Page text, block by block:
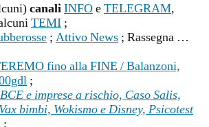
canaliINFOeTELEGRAM,
TEMI ;
; Attivo News ; Rassegna …
fino alla FINE / Balanzoni,
;
e imprese a rischio, Caso Salis,
bimbi, Wokismo e Disney, Psicotest
;